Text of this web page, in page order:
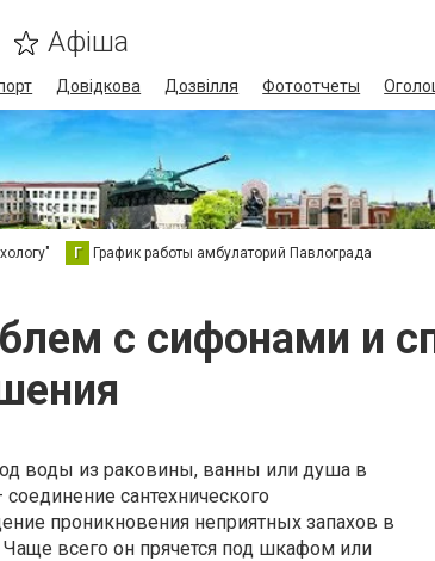
Афіша
Довідкова Дозвілля Фотоотчеты
Г График работы амбулаторий Павлограда
с сифонами и
воды из раковины, ванны или душа в
сантехнического
проникновения неприятных запахов в
всего он прячется под шкафом или